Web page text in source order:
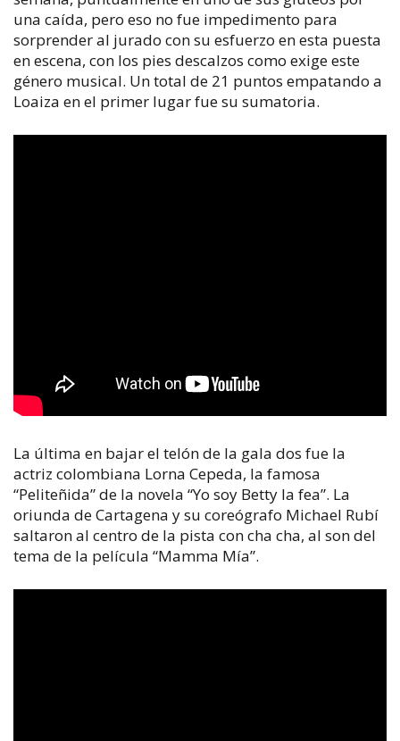
una caída, pero eso no fue impedimento para
sorprender al jurado con su esfuerzo en esta puesta
en escena, con los pies descalzos como exige este
género musical. Un total de 21 puntos empatando a
Loaiza en el primer lugar fue su sumatoria.
La última en bajar el telón de la gala dos fue la
actriz colombiana Lorna Cepeda, la famosa
“Peliteñida” de la novela “Yo soy Betty la fea”. La
oriunda de Cartagena y su coreógrafo Michael Rubí
saltaron al centro de la pista con cha cha, al son del
tema de la película “Mamma Mía”.